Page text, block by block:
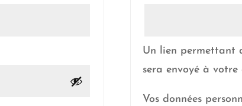
Un lien permettant
sera envoyé à votre
Vos données